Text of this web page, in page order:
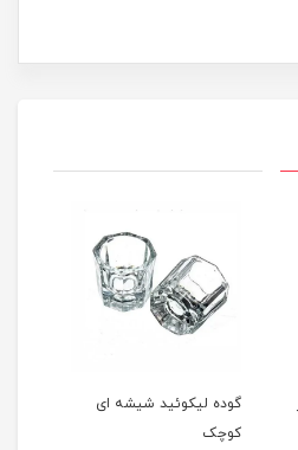
گوده لیکوئید شیشه ای
کوچک